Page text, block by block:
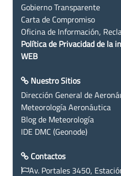
Gobierno Transparente
Carta de Compromiso
Oficina de Información,
Política de Privacidad de la
WEB
Nuestro Sitios
Dirección General de
Meteorología Aeronáutica
Blog de Meteorología
IDE DMC (Geonode)
Contactos
Av. Portales 3450,